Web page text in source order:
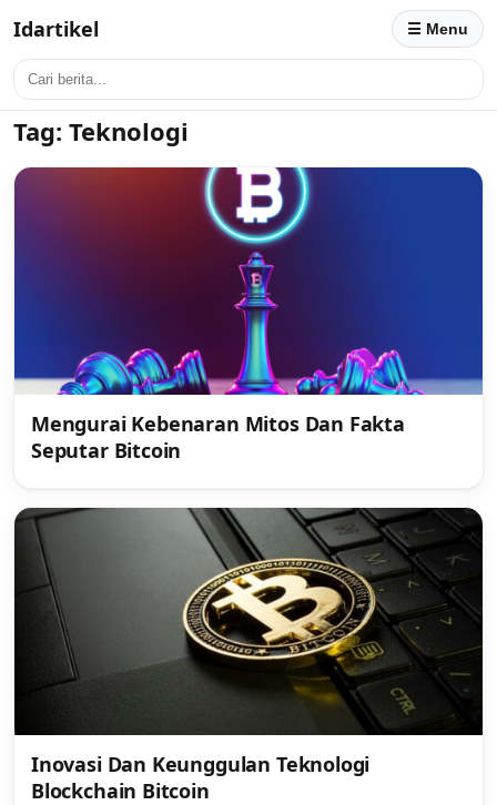
Idartikel ☰ Menu
Tag: Teknologi
Mengurai Kebenaran Mitos Dan Fakta
Seputar Bitcoin
Inovasi Dan Keunggulan Teknologi
Blockchain Bitcoin